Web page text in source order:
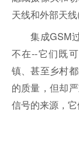
天线和外部天线
集成GSM
不在--它们既
镇、甚至乡村
的质量，但却
信号的来源，它